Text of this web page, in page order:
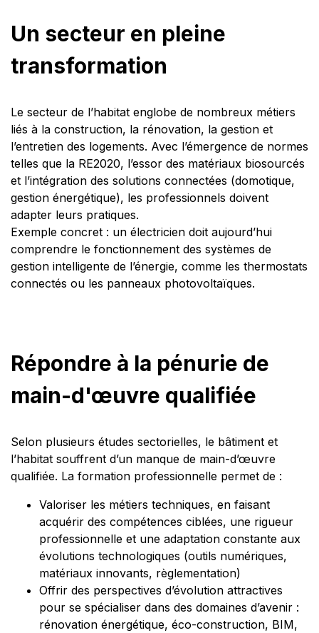
Un secteur en pleine
transformation
Le secteur de l’habitat englobe de nombreux métiers
liés à la construction, la rénovation, la gestion et
l’entretien des logements. Avec l’émergence de normes
telles que la RE2020, l’essor des matériaux biosourcés
et l’intégration des solutions connectées (domotique,
gestion énergétique), les professionnels doivent
adapter leurs pratiques.
Exemple concret : un électricien doit aujourd’hui
comprendre le fonctionnement des systèmes de
gestion intelligente de l’énergie, comme les thermostats
connectés ou les panneaux photovoltaïques.
Répondre à la pénurie de
main-d'œuvre qualifiée
Selon plusieurs études sectorielles, le bâtiment et
l’habitat souffrent d’un manque de main-d’œuvre
qualifiée. La formation professionnelle permet de :
Valoriser les métiers techniques, en faisant
acquérir des compétences ciblées, une rigueur
professionnelle et une adaptation constante aux
évolutions technologiques (outils numériques,
matériaux innovants, règlementation)
Offrir des perspectives d’évolution attractives
pour se spécialiser dans des domaines d’avenir :
rénovation énergétique, éco-construction, BIM,